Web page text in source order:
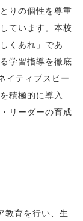
りの個性を尊重
ています。本校
くあれ」であ
学習指導を徹底
イティブスピー
積極的に導入
リーダーの育成
教育を行い、生